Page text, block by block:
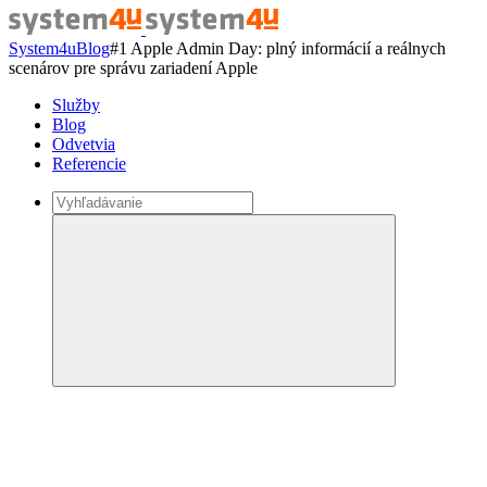
System4uBlog#1 Apple Admin Day: plný informácií a reálnych
scenárov pre správu zariadení Apple
Služby
Blog
Odvetvia
Referencie